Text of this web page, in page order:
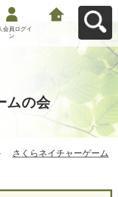
会員ログイ
ン
ムの会
さくらネイチャーゲーム